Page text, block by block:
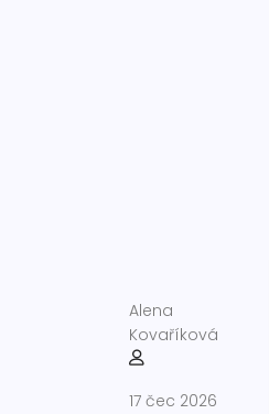
Alena
Kovaříková
17 čec 2026